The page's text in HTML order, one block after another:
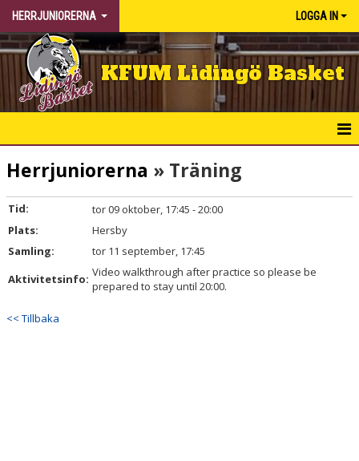
HERRJUNIORERNA LOGGA IN
KFUM Lidingö Basket
HEM
NYHETER
KALENDER
Herrjuniorerna » Träning
Tid:
tor 09 oktober, 17:45 - 20:00
Plats:
Hersby
Samling:
tor 11 september, 17:45
Aktivitetsinfo: Video walkthrough after practice so please be
prepared to stay until 20:00.
<< Tillbaka